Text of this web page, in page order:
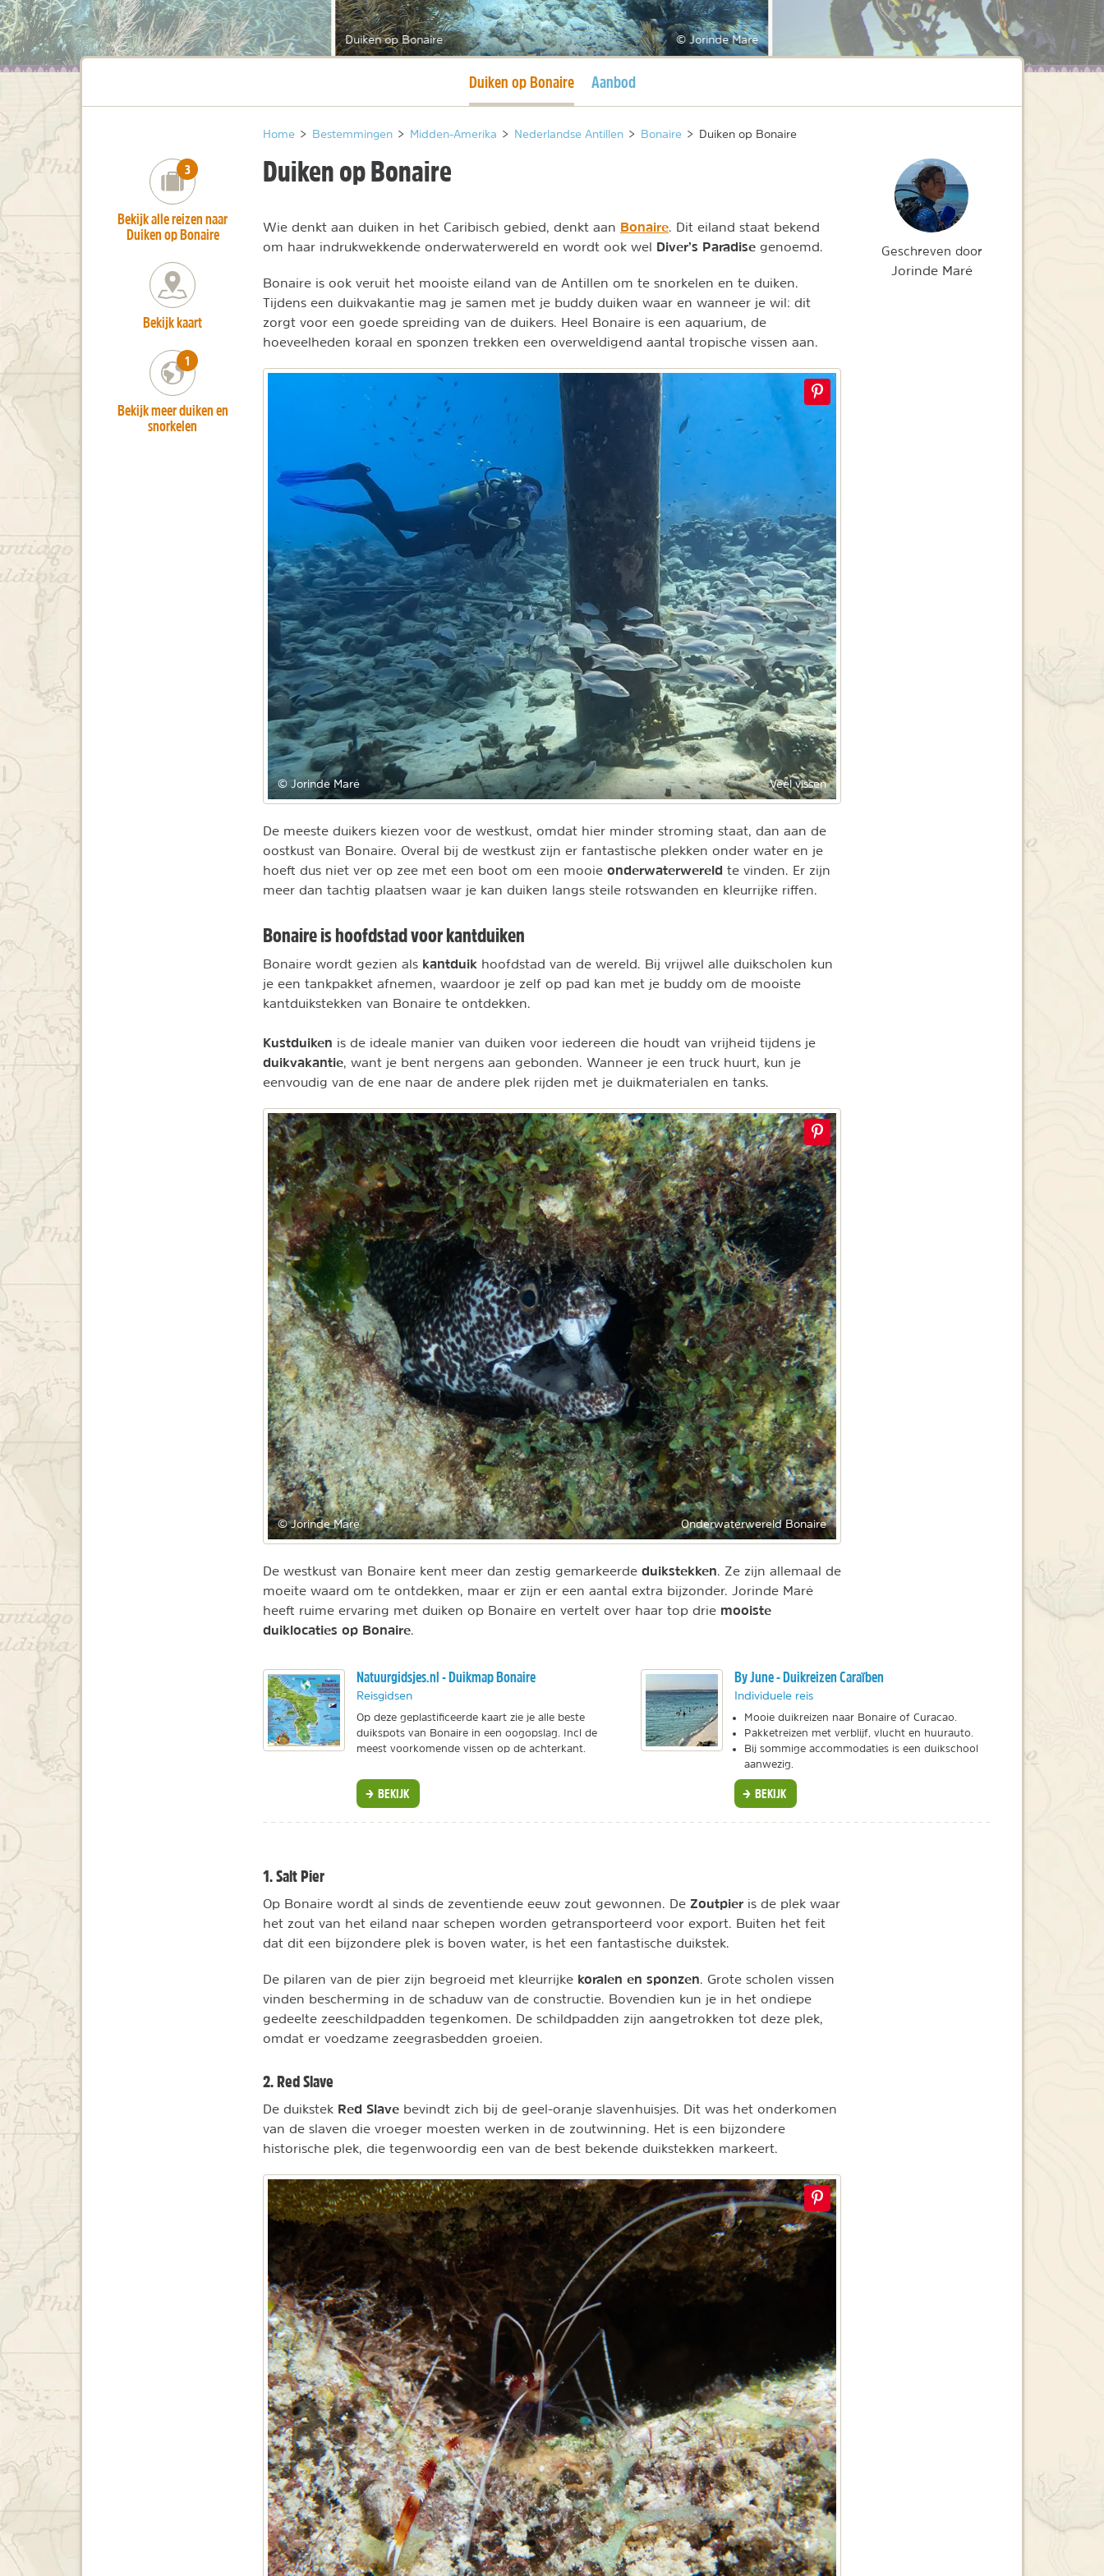
Duiken op Bonaire © Jorinde Maré
Huidige pagina
Duiken op Bonaire Aanbod
Home > Bestemmingen > Midden-Amerika > Nederlandse Antillen > Bonaire > Duiken op Bonaire
Duiken op Bonaire
Wie denkt aan duiken in het Caribisch gebied, denkt aan Bonaire. Dit eiland staat bekend
om haar indrukwekkende onderwaterwereld en wordt ook wel Diver’s Paradise genoemd.
Bonaire is ook veruit het mooiste eiland van de Antillen om te snorkelen en te duiken.
Tijdens een duikvakantie mag je samen met je buddy duiken waar en wanneer je wil: dit
zorgt voor een goede spreiding van de duikers. Heel Bonaire is een aquarium, de
hoeveelheden koraal en sponzen trekken een overweldigend aantal tropische vissen aan.
© Jorinde Maré Veel vissen
De meeste duikers kiezen voor de westkust, omdat hier minder stroming staat, dan aan de
oostkust van Bonaire. Overal bij de westkust zijn er fantastische plekken onder water en je
hoeft dus niet ver op zee met een boot om een mooie onderwaterwereld te vinden. Er zijn
meer dan tachtig plaatsen waar je kan duiken langs steile rotswanden en kleurrijke riffen.
Bonaire is hoofdstad voor kantduiken
Bonaire wordt gezien als kantduik hoofdstad van de wereld. Bij vrijwel alle duikscholen kun
je een tankpakket afnemen, waardoor je zelf op pad kan met je buddy om de mooiste
kantduikstekken van Bonaire te ontdekken.
Kustduiken is de ideale manier van duiken voor iedereen die houdt van vrijheid tijdens je
duikvakantie, want je bent nergens aan gebonden. Wanneer je een truck huurt, kun je
eenvoudig van de ene naar de andere plek rijden met je duikmaterialen en tanks.
© Jorinde Maré Onderwaterwereld Bonaire
De westkust van Bonaire kent meer dan zestig gemarkeerde duikstekken. Ze zijn allemaal de
moeite waard om te ontdekken, maar er zijn er een aantal extra bijzonder. Jorinde Maré
heeft ruime ervaring met duiken op Bonaire en vertelt over haar top drie mooiste
duiklocaties op Bonaire.
Natuurgidsjes.nl - Duikmap Bonaire
Reisgidsen
Op deze geplastificeerde kaart zie je alle beste
duikspots van Bonaire in een oogopslag. Incl de
meest voorkomende vissen op de achterkant.
BEKIJK
By June - Duikreizen Caraïben
Individuele reis
Mooie duikreizen naar Bonaire of Curacao.
Pakketreizen met verblijf, vlucht en huurauto.
Bij sommige accommodaties is een duikschool
aanwezig.
BEKIJK
1. Salt Pier
Op Bonaire wordt al sinds de zeventiende eeuw zout gewonnen. De Zoutpier is de plek waar
het zout van het eiland naar schepen worden getransporteerd voor export. Buiten het feit
dat dit een bijzondere plek is boven water, is het een fantastische duikstek.
De pilaren van de pier zijn begroeid met kleurrijke koralen en sponzen . Grote scholen vissen
vinden bescherming in de schaduw van de constructie. Bovendien kun je in het ondiepe
gedeelte zeeschildpadden tegenkomen. De schildpadden zijn aangetrokken tot deze plek,
omdat er voedzame zeegrasbedden groeien.
2. Red Slave
De duikstek Red Slave bevindt zich bij de geel-oranje slavenhuisjes. Dit was het onderkomen
van de slaven die vroeger moesten werken in de zoutwinning. Het is een bijzondere
historische plek, die tegenwoordig een van de best bekende duikstekken markeert.
number_of_trips:
3
Bekijk alle reizen naar
Duiken op Bonaire
Bekijk kaart
number_of_trips:
1
Bekijk meer duiken en
snorkelen
Geschreven door
Jorinde Maré